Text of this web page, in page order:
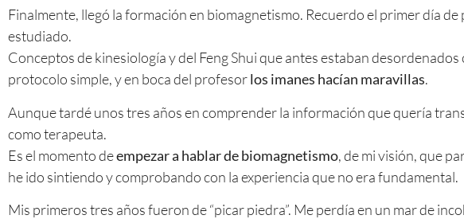
Finalmente, llegó la formación en biomagnetismo. Recuerdo el primer día
estudiado.
Conceptos de kinesiología y del Feng Shui que antes estaban
protocolo simple, y en boca del profesorlos imanes hacían maravillas.
Aunque tardé unos tres años en comprender la información que quería
como terapeuta.
Es el momento deempezar a hablar de biomagnetismo, de mi visión, que
he ido sintiendo y comprobando con la experiencia que no era fundamental.
Mis primeros tres años fueron de “picar piedra”. Me perdía en un mar de